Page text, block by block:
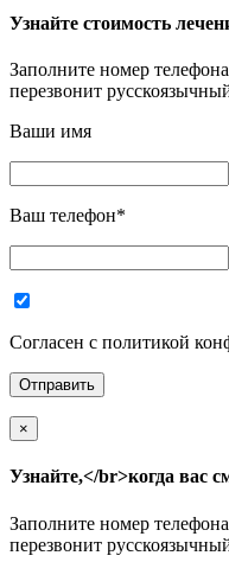
Узнайте стоимость
Заполните номер
перезвонит
Ваши имя
Ваш телефон*
Согласен с политикой
×
Узнайте,</br>когда вас
Заполните номер
перезвонит